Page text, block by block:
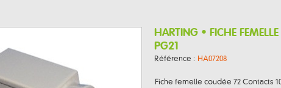
HARTING • FICHE
PG21
Référence : HA07208
Fiche femelle coudée 72 Contacts